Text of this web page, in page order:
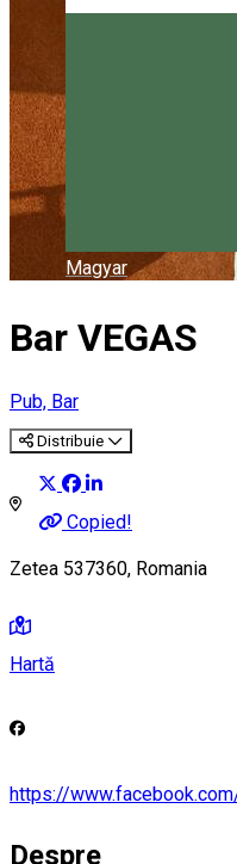
Magyar
Bar VEGAS
Pub, Bar
Distribuie
Copied!
Zetea 537360, Romania
Hartă
https://
Despre